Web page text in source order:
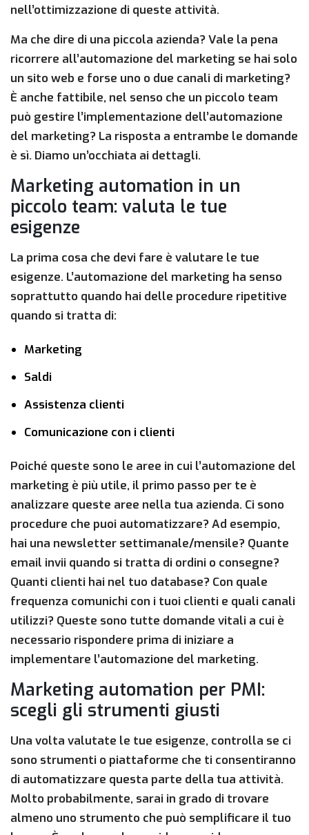
nell’ottimizzazione di queste attività.
Ma che dire di una piccola azienda? Vale la pena
ricorrere all’automazione del marketing se hai solo
un sito web e forse uno o due canali di marketing?
È anche fattibile, nel senso che un piccolo team
può gestire l’implementazione dell’automazione
del marketing? La risposta a entrambe le domande
è sì. Diamo un’occhiata ai dettagli.
Marketing automation in un
piccolo team: valuta le tue
esigenze
La prima cosa che devi fare è valutare le tue
esigenze. L’automazione del marketing ha senso
soprattutto quando hai delle procedure ripetitive
quando si tratta di:
Marketing
Saldi
Assistenza clienti
Comunicazione con i clienti
Poiché queste sono le aree in cui l’automazione del
marketing è più utile, il primo passo per te è
analizzare queste aree nella tua azienda. Ci sono
procedure che puoi automatizzare? Ad esempio,
hai una newsletter settimanale/mensile? Quante
email invii quando si tratta di ordini o consegne?
Quanti clienti hai nel tuo database? Con quale
frequenza comunichi con i tuoi clienti e quali canali
utilizzi? Queste sono tutte domande vitali a cui è
necessario rispondere prima di iniziare a
implementare l’automazione del marketing.
Marketing automation per PMI:
scegli gli strumenti giusti
Una volta valutate le tue esigenze, controlla se ci
sono strumenti o piattaforme che ti consentiranno
di automatizzare questa parte della tua attività.
Molto probabilmente, sarai in grado di trovare
almeno uno strumento che può semplificare il tuo